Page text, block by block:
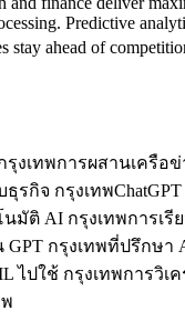
Predictive
stay ahead of
รุงเทพการผสานเครือ
ธุรกิจ กรุงเทพ
มัติ AI กรุงเทพการเรี
GPT กรุงเทพที่ปรึกษา
ไปใช้ กรุงเทพการวิเ